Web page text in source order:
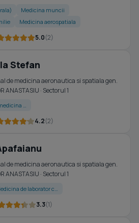
Medicina muncii
Medicina aerospatiala
5.0(2)
Stefan
de medicina aeronautica si spatiala gen.
ANASTASIU · Sectorul 1
…
4.2(2)
de medicina aeronautica si spatiala gen.
ANASTASIU · Sectorul 1
de laborator c…
3.3(1)